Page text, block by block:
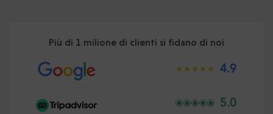
Più di 1 milione di clienti si fidano di noi
4.9
5.0